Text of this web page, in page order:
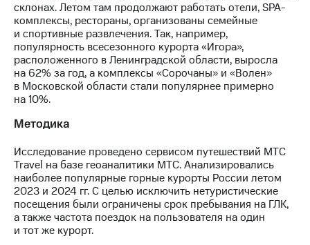
склонах. Летом там продолжают работать отели, SPA-
комплексы, рестораны, организованы семейные
и спортивные развлечения. Так, например,
популярность всесезонного курорта «Игора»,
расположенного в Ленинградской области, выросла
на 62% за год, а комплексы «Сорочаны» и «Волен»
в Московской области стали популярнее примерно
на 10%.
Методика
Исследование проведено сервисом путешествий МТС
Travel на базе геоаналитики МТС. Анализировались
наиболее популярные горные курорты России летом
2023 и 2024 гг. С целью исключить нетуристические
посещения были ограничены срок пребывания на ГЛК,
а также частота поездок на пользователя на один
и тот же курорт.